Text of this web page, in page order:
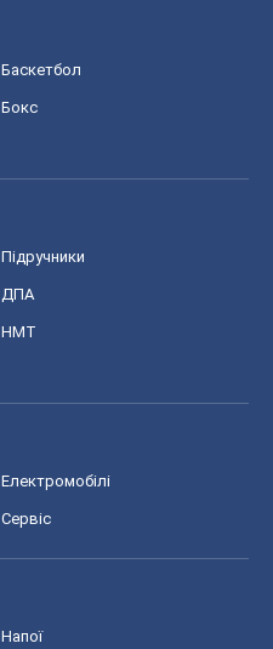
Баскетбол
Бокс
Підручники
ДПА
НМТ
Електромобілі
Сервіс
Напої